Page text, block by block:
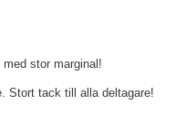
stor marginal!
Stort tack till alla deltagare!